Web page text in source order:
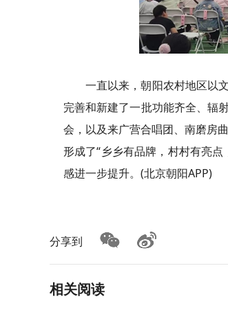
一直以来，朝阳农村地区以
完善和新建了一批功能齐全、辐
会，以及来广营合唱团、南磨房
形成了“乡乡有品牌，村村有亮
感进一步提升。(北京朝阳APP)
分享到
相关阅读